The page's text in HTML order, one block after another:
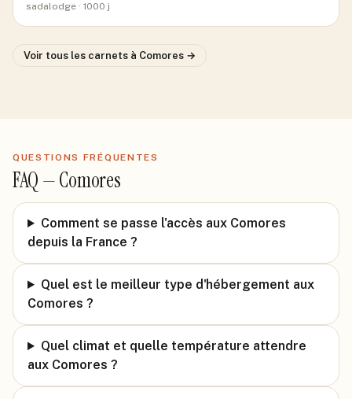
sadalodge · 1000 j
Voir tous les carnets à Comores →
QUESTIONS FRÉQUENTES
FAQ —Comores
Comment se passe l'accès aux Comores
depuis la France ?
Quel est le meilleur type d'hébergement aux
Comores ?
Quel climat et quelle température attendre
aux Comores ?